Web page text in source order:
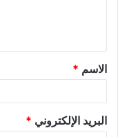
الاسم *
البريد الإلكتروني *